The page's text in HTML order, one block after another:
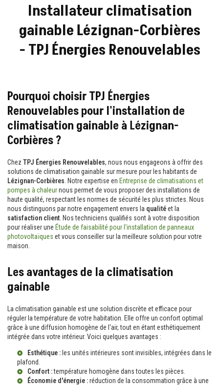
Installateur climatisation
gainable Lézignan-Corbières
- TPJ Énergies Renouvelables
Pourquoi choisir TPJ Énergies
Renouvelables pour l'installation de
climatisation gainable à Lézignan-
Corbières ?
Chez TPJ Énergies Renouvelables, nous nous engageons à offrir des
solutions de climatisation gainable sur mesure pour les habitants de
Lézignan-Corbières . Notre expertise en Entreprise de climatisations et
pompes à chaleurnous permet de vous proposer des installations de
haute qualité, respectant les normes de sécurité les plus strictes. Nous
nous distinguons par notre engagement envers la qualitéet la
satisfaction client . Nos techniciens qualifiés sont à votre disposition
pour réaliser une Étude de faisabilité pour l'installation de panneaux
photovoltaïques et vous conseiller sur la meilleure solution pour votre
maison.
Les avantages de la climatisation
gainable
La climatisation gainable est une solution discrète et efficace pour
réguler la température de votre habitation. Elle offre un confort optimal
grâce à une diffusion homogène de l'air, tout en étant esthétiquement
intégrée dans votre intérieur. Voici quelques avantages :
Esthétique : les unités intérieures sont invisibles, intégrées dans le
plafond.
Confort :température homogène dans toutes les pièces.
Économie d'énergie :réduction de la consommation grâce à une